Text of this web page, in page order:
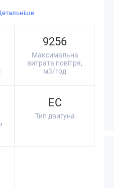
9256
Максимальна
витрата повітря,
м3/год
EC
Тип двигуна